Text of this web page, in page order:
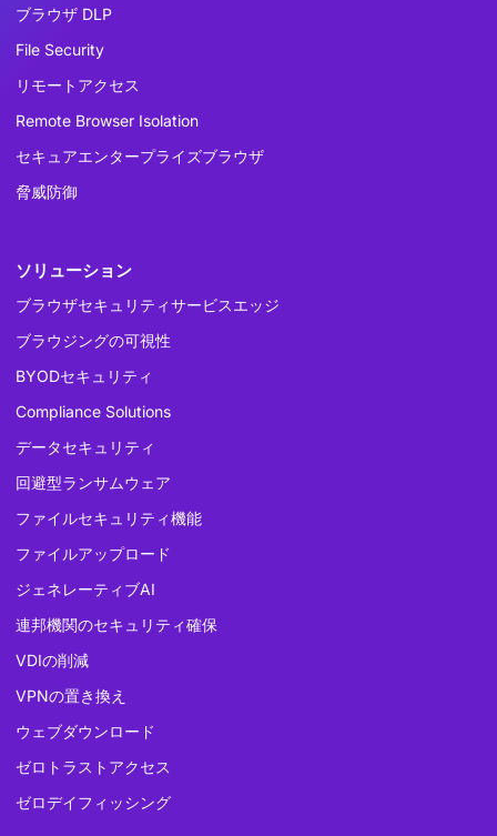
ブラウザ DLP
File Security
リモートアクセス
Remote Browser Isolation
セキュアエンタープライズブラウザ
脅威防御
ソリューション
ブラウザセキュリティサービスエッジ
ブラウジングの可視性
BYODセキュリティ
Compliance Solutions
データセキュリティ
回避型ランサムウェア
ファイルセキュリティ機能
ファイルアップロード
ジェネレーティブAI
連邦機関のセキュリティ確保
VDIの削減
VPNの置き換え
ウェブダウンロード
ゼロトラストアクセス
ゼロデイフィッシング